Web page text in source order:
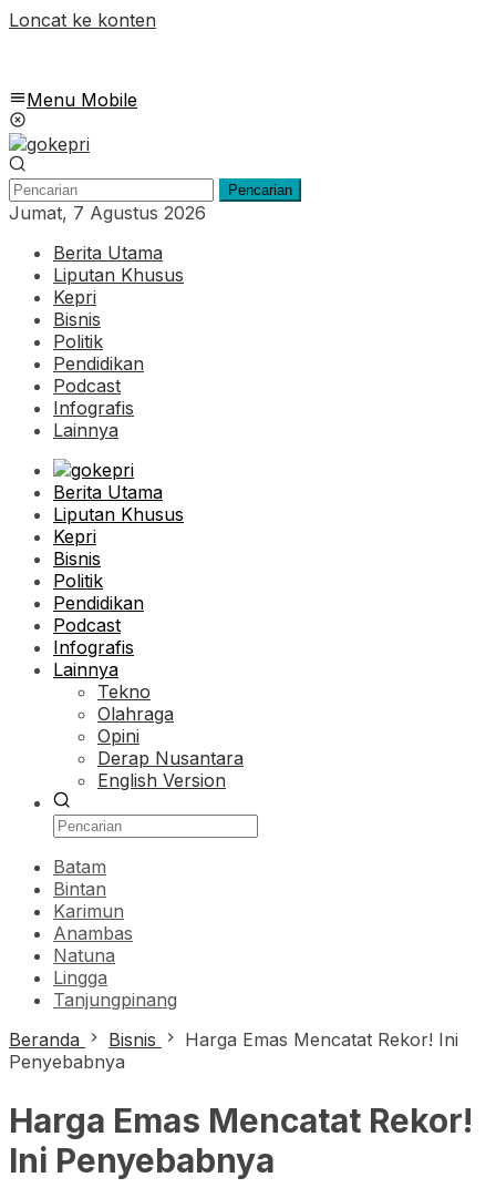
Loncat ke konten
Menu Mobile
Pencarian
Jumat, 7 Agustus 2026
Berita Utama
Liputan Khusus
Kepri
Bisnis
Politik
Pendidikan
Podcast
Infografis
Lainnya
Berita Utama
Liputan Khusus
Kepri
Bisnis
Politik
Pendidikan
Podcast
Infografis
Lainnya
Tekno
Olahraga
Opini
Derap Nusantara
English Version
Batam
Bintan
Karimun
Anambas
Natuna
Lingga
Tanjungpinang
Beranda
Bisnis
Harga Emas Mencatat Rekor! Ini
Penyebabnya
Harga Emas Mencatat Rekor!
Ini Penyebabnya